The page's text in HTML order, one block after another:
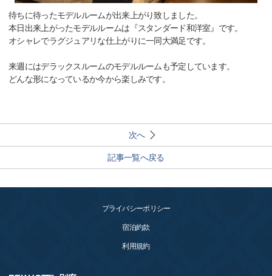
待ちに待ったモデルルームが出来上がり致しました。
本日出来上がったモデルルームは『スタンダード和洋室』です。
オシャレでラグジュアリな仕上がりに一同大満足です。
来週にはデラックスルームのモデルルームも予定しています。
どんな形になっているか今から楽しみです。
次へ
記事一覧へ戻る
プライバシーポリシー
宿泊約款
利用規約